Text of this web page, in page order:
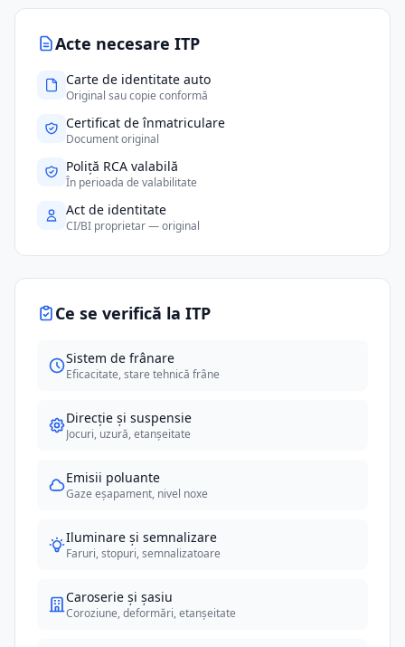
Acte necesare ITP
Carte de identitate auto
Original sau copie conformă
Certificat de înmatriculare
Document original
Poliță RCA valabilă
În perioada de valabilitate
Act de identitate
CI/BI proprietar — original
Ce se verifică la ITP
Sistem de frânare
Eficacitate, stare tehnică frâne
Direcție și suspensie
Jocuri, uzură, etanșeitate
Emisii poluante
Gaze eșapament, nivel noxe
Iluminare și semnalizare
Faruri, stopuri, semnalizatoare
Caroserie și șasiu
Coroziune, deformări, etanșeitate